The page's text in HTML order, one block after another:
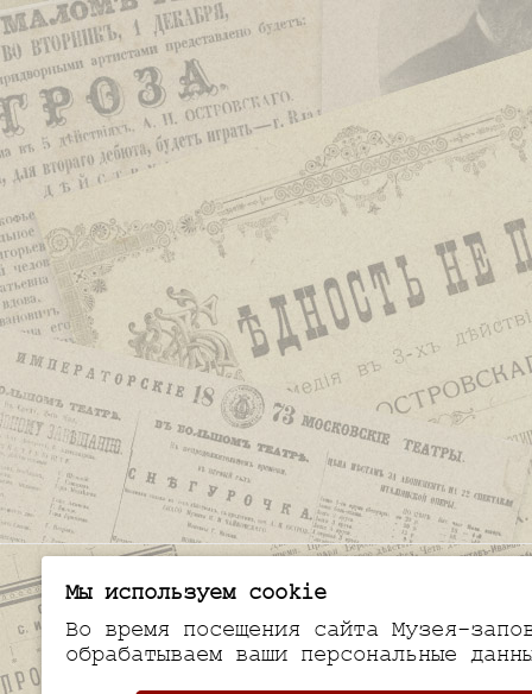
Мы используем cookie
Во время посещения сайта Музея-
обрабатываем ваши персональные